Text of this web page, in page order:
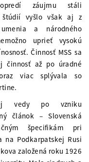
záujmu stáli
štúdií vyšlo však aj z
a národného
uprieť vysokú
Činnosť MSS sa
činnosť až po úradné
viac splývala so
vedy po vzniku
článok – Slovenská
špecifikám pri
na Podkarpatskej Rusi
založená roku 1926